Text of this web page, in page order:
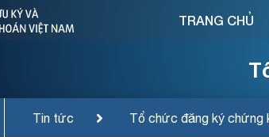
Tin tức Tổ chức đăng ký chứng
TRANG CHỦ